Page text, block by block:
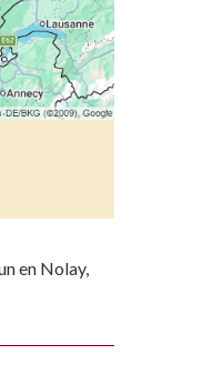
en Nolay,